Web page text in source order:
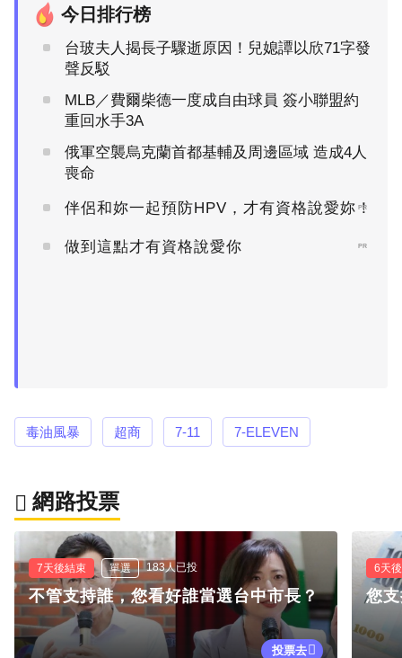
今日排行榜
台玻夫人揭長子驟逝原因！兒媳譚以欣71字發
聲反駁
MLB／費爾柴德一度成自由球員 簽小聯盟約
重回水手3A
俄軍空襲烏克蘭首都基輔及周邊區域 造成4人
喪命
伴侶和妳一起預防HPV，才有資格說愛妳！
PR
做到這點才有資格說愛你 PR
毒油風暴 超商 7-11 7-ELEVEN
網路投票
7天後結束 單選 183人已投
不管支持誰，您看好誰當選台中市長？
投票去
6天
您